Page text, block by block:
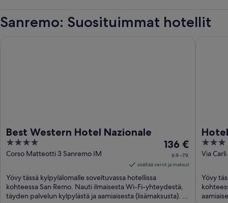
Sanremo: Suosituimmat hotellit
Best Western Hotel Nazionale
4
out
5
Corso Matteotti 3 Sanremo IM
Hinta
on
136 €
yö
ajalle
136 €
6.9.–7.9.
sisältää verot ja maksut
Yövy tässä kylpylälomalle soveltuvassa hotellissa
kohteessa San Remo. Nauti ilmaisesta Wi-Fi-yhteydestä,
täyden palvelun kylpylästä ja aamiaisesta (lisämaksusta). ...
3
out
5
Via
Yövy